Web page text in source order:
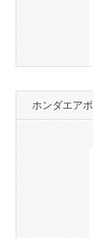
ホンダエア